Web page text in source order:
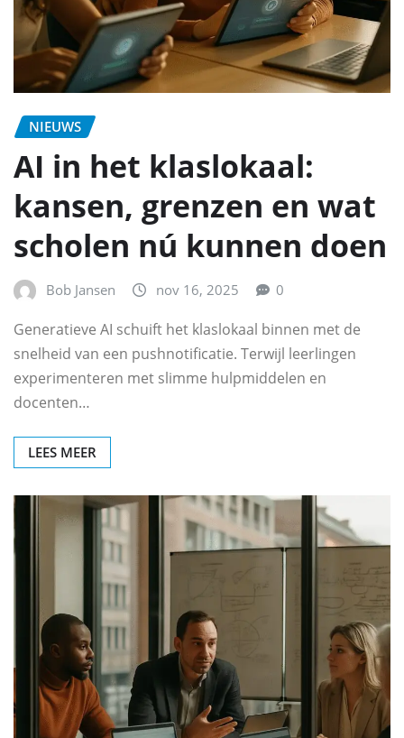
NIEUWS
AI in het klaslokaal:
kansen, grenzen en wat
scholen nú kunnen doen
Bob Jansen nov 16, 2025 0
Generatieve AI schuift het klaslokaal binnen met de
snelheid van een pushnotificatie. Terwijl leerlingen
experimenteren met slimme hulpmiddelen en
docenten…
LEES MEER